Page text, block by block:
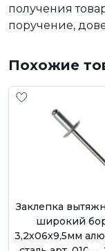
получения
поручение,
Похожие
Заклепка
широкий
3,2х06х9,5мм